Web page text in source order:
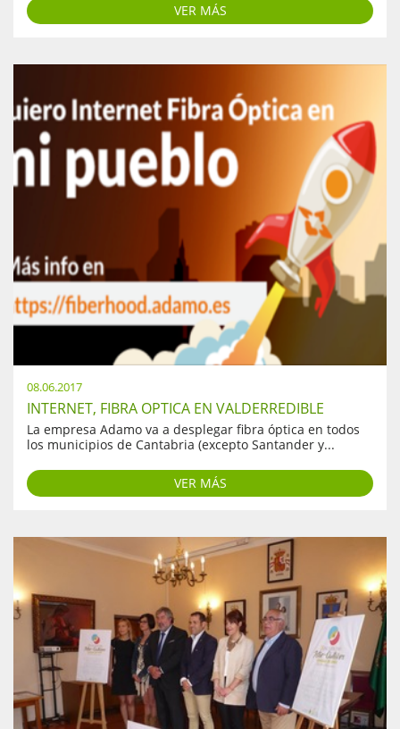
VER MÁS
08.06.2017
INTERNET, FIBRA OPTICA EN VALDERREDIBLE
La empresa Adamo va a desplegar fibra óptica en todos
los municipios de Cantabria (excepto Santander y...
VER MÁS